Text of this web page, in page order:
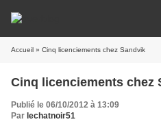
Accueil » Cinq licenciements chez Sandvik
Cinq licenciements chez
Publié le 06/10/2012 à 13:09
Par lechatnoir51